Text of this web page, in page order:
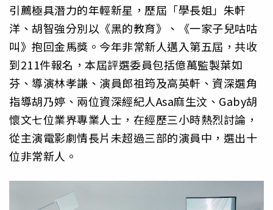
引薦極具潛力的年輕新星，歷屆「學長姐」朱軒
洋、胡智強分別以《黑的教育》、《一家子兒咕咕
叫》抱回金馬獎。今年非常新人邁入第五屆，共收
到211件報名，本屆評選委員包括億萬監製葉如
芬、導演林孝謙、演員郎祖筠及高英軒、資深選角
指導胡乃婷、兩位資深經紀人Asa麻生汶、Gaby胡
懷文七位業界專業人士，在經歷三小時熱烈討論，
從主演電影劇情長片未超過三部的演員中，選出十
位非常新人。